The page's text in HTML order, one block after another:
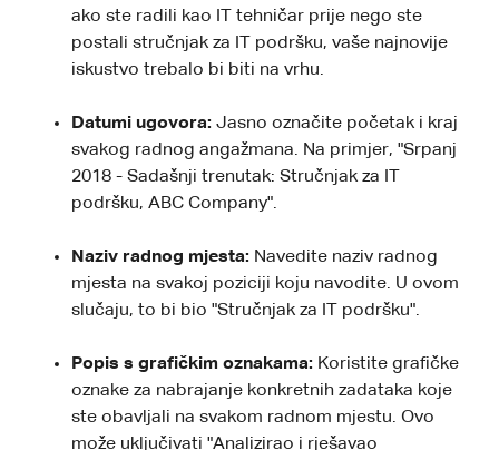
ako ste radili kao IT tehničar prije nego ste
postali stručnjak za IT podršku, vaše najnovije
iskustvo trebalo bi biti na vrhu.
Datumi ugovora: Jasno označite početak i kraj
svakog radnog angažmana. Na primjer, "Srpanj
2018 - Sadašnji trenutak: Stručnjak za IT
podršku, ABC Company".
Naziv radnog mjesta: Navedite naziv radnog
mjesta na svakoj poziciji koju navodite. U ovom
slučaju, to bi bio "Stručnjak za IT podršku".
Popis s grafičkim oznakama: Koristite grafičke
oznake za nabrajanje konkretnih zadataka koje
ste obavljali na svakom radnom mjestu. Ovo
može uključivati ​​"Analizirao i rješavao